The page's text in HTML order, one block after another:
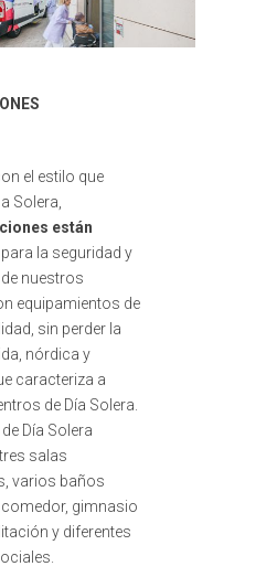
el estilo que
Solera,
están
para la seguridad y
nuestros
equipamientos de
sin perder la
nórdica y
caracteriza a
de Día Solera.
Día Solera
salas
varios baños
gimnasio
y diferentes